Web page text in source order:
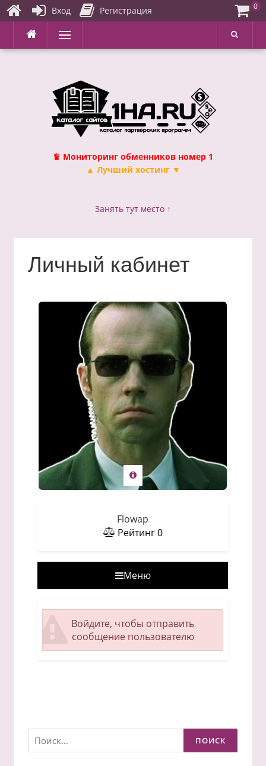
Перейти
содержимому
Меню
♛ Мониторинг обменников номер 1
▲ Лучший хостинг ▼
Занять тут место ↑
Личный кабинет
Flowap
Рейтинг0
Меню
Войдите, чтобы отправить
сообщение пользователю
Найти:
Вход Регистрация 0